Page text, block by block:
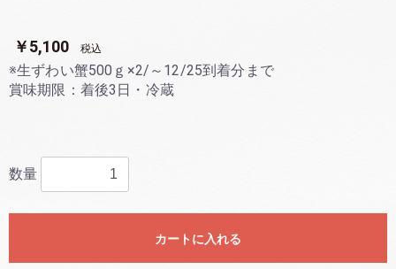
￥5,100 税込
※生ずわい蟹500ｇ×2/～12/25到着分まで
賞味期限：着後3日・冷蔵
数量
カートに入れる